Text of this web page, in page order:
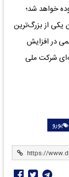
خواهد شد؛
از بزرگ‌ترین
در افزایش
شرکت ملی
یورو